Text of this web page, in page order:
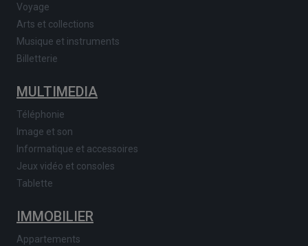
Voyage
Arts et collections
Musique et instruments
Billetterie
MULTIMEDIA
Téléphonie
Image et son
Informatique et accessoires
Jeux vidéo et consoles
Tablette
IMMOBILIER
Appartements